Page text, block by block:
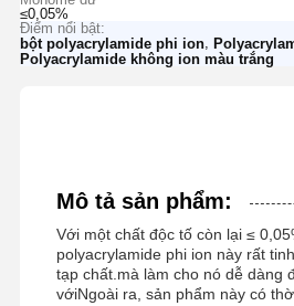
≤0,05%
Điểm nổi bật:
bột polyacrylamide phi ion,
Polyacrylamide không ion màu trắng
Mô tả sản phẩm:
Với một chất độc tố còn lại ≤
polyacrylamide phi ion này rất
tạp chất.mà làm cho nó dễ dàng
vớiNgoài ra, sản phẩm này có